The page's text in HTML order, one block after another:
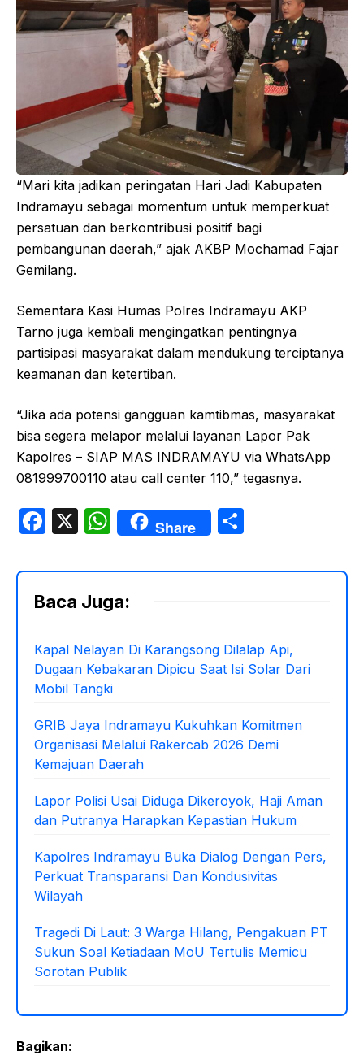
“Mari kita jadikan peringatan Hari Jadi Kabupaten
Indramayu sebagai momentum untuk memperkuat
persatuan dan berkontribusi positif bagi
pembangunan daerah,” ajak AKBP Mochamad Fajar
Gemilang.
Sementara Kasi Humas Polres Indramayu AKP
Tarno juga kembali mengingatkan pentingnya
partisipasi masyarakat dalam mendukung terciptanya
keamanan dan ketertiban.
“Jika ada potensi gangguan kamtibmas, masyarakat
bisa segera melapor melalui layanan Lapor Pak
Kapolres – SIAP MAS INDRAMAYU via WhatsApp
081999700110 atau call center 110,” tegasnya.
F
c
e
o
o
k
X
W
h
at
s
p
p
Share
ar
Baca Juga:
Kapal Nelayan Di Karangsong Dilalap Api,
Dugaan Kebakaran Dipicu Saat Isi Solar Dari
Mobil Tangki
GRIB Jaya Indramayu Kukuhkan Komitmen
Organisasi Melalui Rakercab 2026 Demi
Kemajuan Daerah
Lapor Polisi Usai Diduga Dikeroyok, Haji Aman
dan Putranya Harapkan Kepastian Hukum
Kapolres Indramayu Buka Dialog Dengan Pers,
Perkuat Transparansi Dan Kondusivitas
Wilayah
Tragedi Di Laut: 3 Warga Hilang, Pengakuan PT
Sukun Soal Ketiadaan MoU Tertulis Memicu
Sorotan Publik
Bagikan: